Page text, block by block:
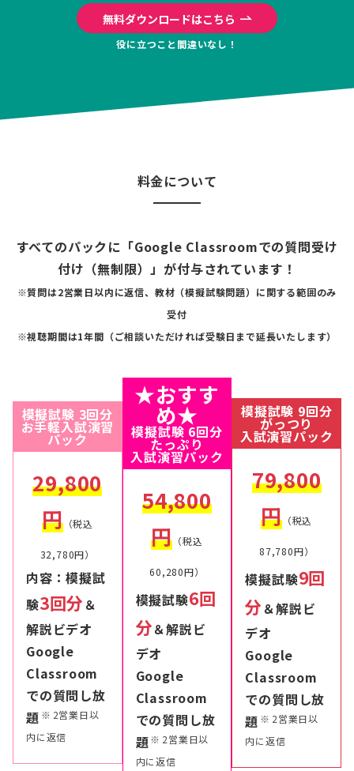
無料ダウンロードはこちら
役に立つこと間違いなし！
料金について
すべてのパックに「Google Classroomでの質問受け
付け（無制限）」が付与されています！
※質問は2営業日以内に返信、教材（模擬試験問題）に関する範囲のみ
受付
※視聴期間は1年間（ご相談いただければ受験日まで延長いたします）
模擬試験 3回分
お手軽入試演習
パック
29,800
円（税込
32,780円）
内容：模擬試
験3回分 ＆
解説ビデオ
Google
Classroom
での質問し放
題
2営業日以
内に返信
★おすす
め★
模擬試験 6回分
たっぷり
入試演習パック
54,800
円 （税込
60,280円）
模擬試験6回
分＆解説ビ
デオ
Google
Classroom
での質問し放
題
2営業日以
内に返信
模擬試験 9回分
がっつり
入試演習パック
79,800
円（税込
87,780円）
模擬試験9回
分 ＆解説ビ
デオ
Google
Classroom
での質問し放
題
2営業日以
内に返信